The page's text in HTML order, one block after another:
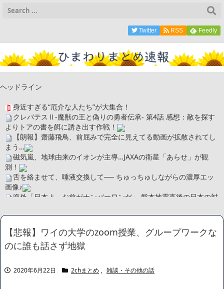
Twitter RSS Feedly
ヘッドライン
身近すぎる“厄介な人たち”が大集合！
クレバテスⅡ-魔獣の王と偽りの勇者伝承- 第4話 感想：敵を探す
よりトアの書を餌に誘き出す作戦！
【朗報】齋藤飛鳥、前屈みで完全に見えてる動画が拡散されてし
まう…
磁気嵐、地球由来のイオンが主導…JAXAの衛星「あらせ」が観
測！
舌を絡ませて、唾液交換して── ちゅっちゅしながらの濃厚エッ
画像♪
海外「日本よ、お前がナンバーワンだ」 熊本地震直後の日本の対
広末涼子さん、正気に戻ってしまい絶望する・・・「アカン、キ
ャリアがすべて終わった」
【悲報】サウナブーム終了のお知らせ 5年で｢ととのう客｣4割減
まう・・・
【数学】なんだよこの漫画www【注意】
【悲報】ワイの大学のzoom授業、グループワークな
のに誰も話さず地獄
2020年6月22日 2chまとめ , 雑談・その他の話